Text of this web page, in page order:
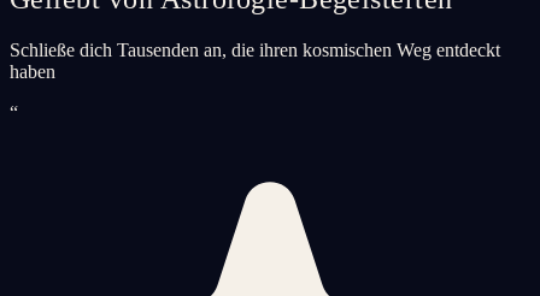
Schließe dich Tausenden an, die ihren kosmischen Weg entdeckt
haben
“